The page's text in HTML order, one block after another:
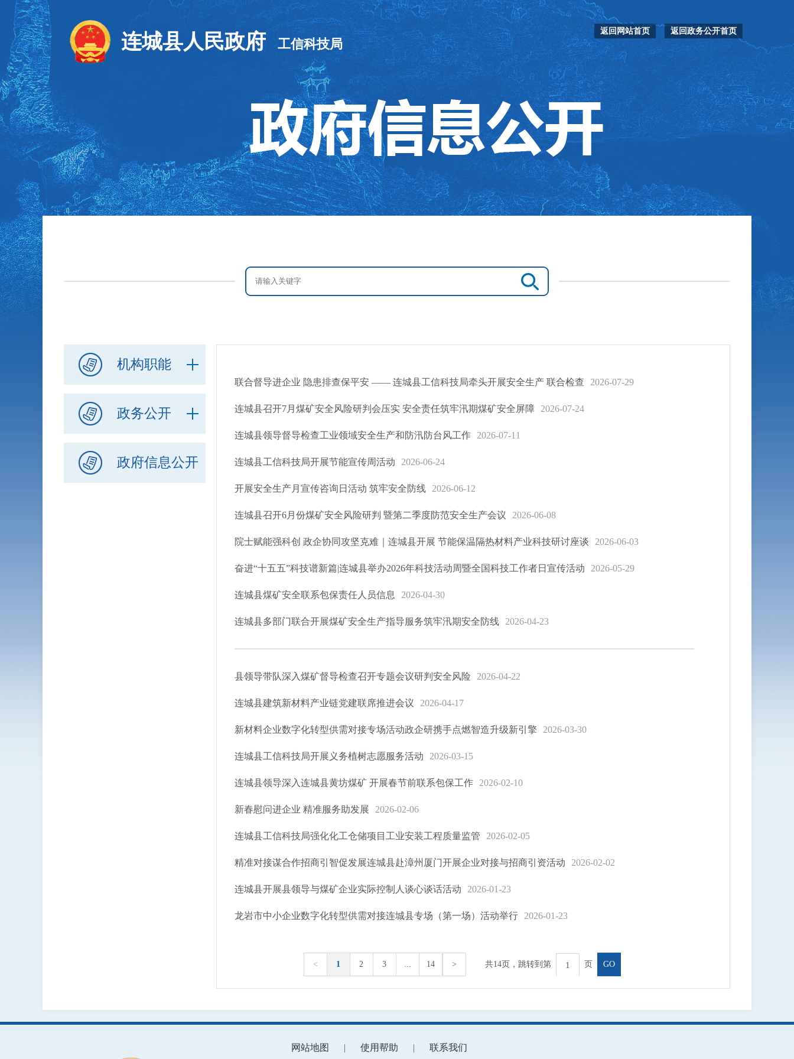
连城县人民政府 工信科技局
返回政务公开首页
返回网站首页
机构职能
政务公开
政府信息公开
联合督导进企业 隐患排查保平安 —— 连城县工信科技局牵头开展安全生产 联合检查 2026-07-29
连城县召开7月煤矿安全风险研判会压实 安全责任筑牢汛期煤矿安全屏障 2026-07-24
连城县领导督导检查工业领域安全生产和防汛防台风工作 2026-07-11
连城县工信科技局开展节能宣传周活动 2026-06-24
开展安全生产月宣传咨询日活动 筑牢安全防线 2026-06-12
连城县召开6月份煤矿安全风险研判 暨第二季度防范安全生产会议 2026-06-08
院士赋能强科创 政企协同攻坚克难｜连城县开展 节能保温隔热材料产业科技研讨座谈 2026-06-03
奋进“十五五”科技谱新篇|连城县举办2026年科技活动周暨全国科技工作者日宣传活动 2026-05-29
连城县煤矿安全联系包保责任人员信息 2026-04-30
连城县多部门联合开展煤矿安全生产指导服务筑牢汛期安全防线 2026-04-23
县领导带队深入煤矿督导检查召开专题会议研判安全风险 2026-04-22
连城县建筑新材料产业链党建联席推进会议 2026-04-17
新材料企业数字化转型供需对接专场活动政企研携手点燃智造升级新引擎 2026-03-30
连城县工信科技局开展义务植树志愿服务活动 2026-03-15
连城县领导深入连城县黄坊煤矿 开展春节前联系包保工作 2026-02-10
新春慰问进企业 精准服务助发展 2026-02-06
连城县工信科技局强化化工仓储项目工业安装工程质量监管 2026-02-05
精准对接谋合作招商引智促发展连城县赴漳州厦门开展企业对接与招商引资活动 2026-02-02
连城县开展县领导与煤矿企业实际控制人谈心谈话活动 2026-01-23
龙岩市中小企业数字化转型供需对接连城县专场（第一场）活动举行 2026-01-23
< 1 2 3 ... 14 > 共14页，跳转到第 页 GO
网站地图 | 使用帮助 | 联系我们